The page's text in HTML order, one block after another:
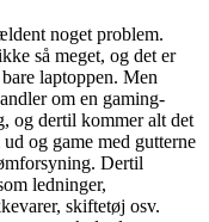
noget problem.
så meget, og det er
laptoppen. Men
om en gaming-
og dertil kommer alt det
og game med gutterne
Dertil
ledninger,
skiftetøj osv.